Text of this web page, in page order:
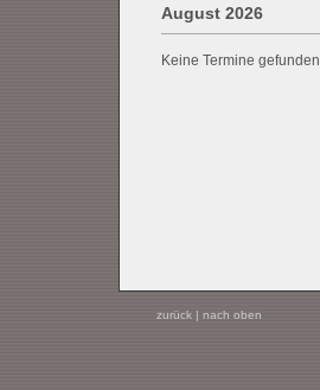
August 2026
Keine Termine gefunden
zurück| nach oben